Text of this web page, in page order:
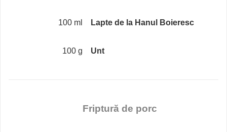
100 ml Lapte de la Hanul Boieresc
100 g Unt
Friptură de porc